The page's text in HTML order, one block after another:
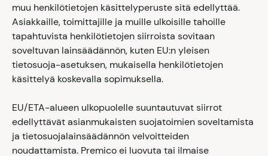
muu henkilötietojen käsittelyperuste sitä edellyttää.
Asiakkaille, toimittajille ja muille ulkoisille tahoille
tapahtuvista henkilötietojen siirroista sovitaan
soveltuvan lainsäädännön, kuten EU:n yleisen
tietosuoja-asetuksen, mukaisella henkilötietojen
käsittelyä koskevalla sopimuksella.
EU/ETA-alueen ulkopuolelle suuntautuvat siirrot
edellyttävät asianmukaisten suojatoimien soveltamista
ja tietosuojalainsäädännön velvoitteiden
noudattamista. Premico ei luovuta tai ilmaise